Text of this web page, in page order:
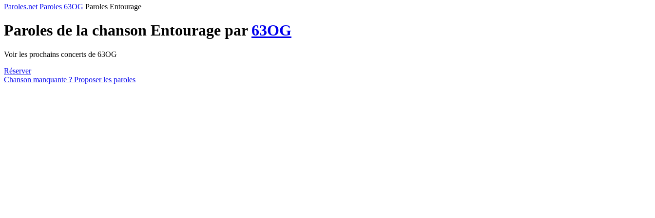
Paroles.net Paroles 63OG Paroles Entourage
Paroles de la chanson Entourage par 63OG
Voir les prochains concerts de 63OG
Réserver
Chanson manquante ? Proposer les paroles